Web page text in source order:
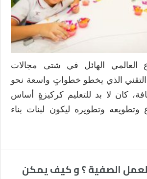
الهائل في شتى مجالات
التقني الذي يخطو خطواتٍ واسعة نحو
كان لا بد للتعليم كركيزةٍ أساس
وتطويره ليكون لبنات بناء
الصفية ؟ و كيف يمكن